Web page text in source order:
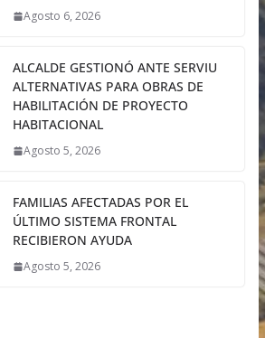
Agosto 6, 2026
ALCALDE GESTIONÓ ANTE SERVIU
ALTERNATIVAS PARA OBRAS DE
HABILITACIÓN DE PROYECTO
HABITACIONAL
Agosto 5, 2026
FAMILIAS AFECTADAS POR EL
ÚLTIMO SISTEMA FRONTAL
RECIBIERON AYUDA
Agosto 5, 2026